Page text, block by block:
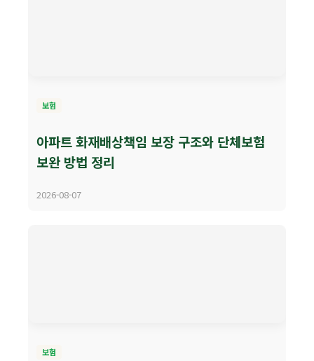
보험
아파트 화재배상책임 보장 구조와 단체보험
보완 방법 정리
2026-08-07
보험